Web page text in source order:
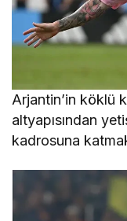
Arjantin’in köklü
altyapısından
kadrosuna